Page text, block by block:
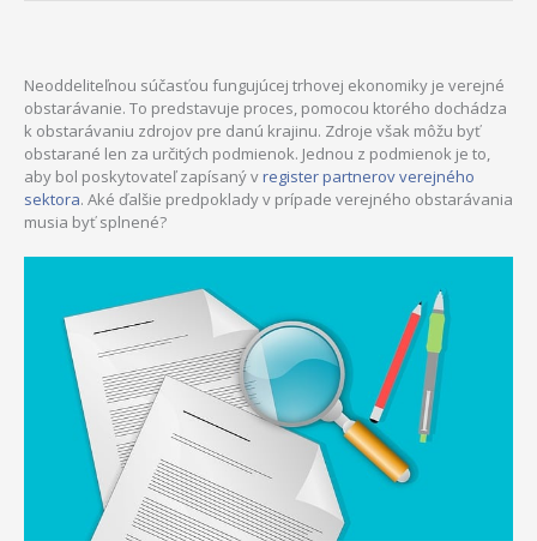
Neoddeliteľnou súčasťou fungujúcej trhovej ekonomiky je verejné
obstarávanie. To predstavuje proces, pomocou ktorého dochádza
k obstarávaniu zdrojov pre danú krajinu. Zdroje však môžu byť
obstarané len za určitých podmienok. Jednou z podmienok je to,
aby bol poskytovateľ zapísaný vregister partnerov verejného
sektora. Aké ďalšie predpoklady v prípade verejného obstarávania
musia byť splnené?